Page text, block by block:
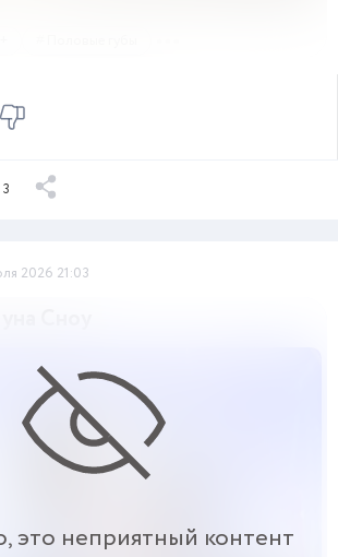
3
2026 21:03
это неприятный контент